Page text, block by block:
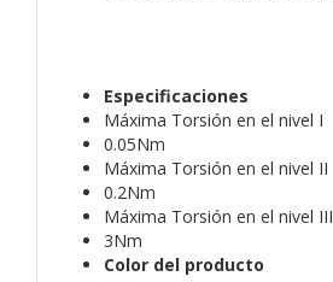
Especificaciones
Máxima Torsión en el nivel I
0.05Nm
Máxima Torsión en el nivel II
0.2Nm
Máxima Torsión en el nivel III
3Nm
Color del producto